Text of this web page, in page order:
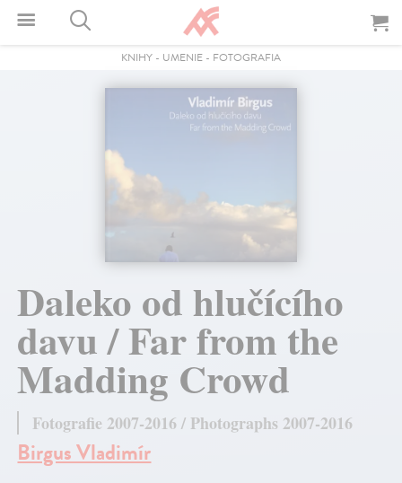
KNIHY - UMENIE - FOTOGRAFIA
Daleko od hlučícího
davu / Far from the
Madding Crowd
Fotografie 2007-2016 / Photographs 2007-2016
Birgus Vladimír